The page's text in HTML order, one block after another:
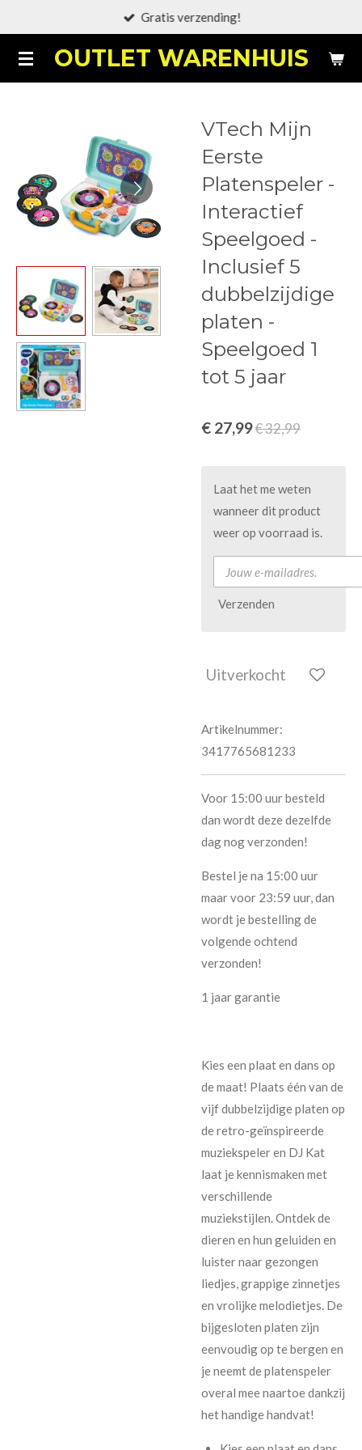
naar
de
OUTLET WARENHUIS
Gratis verzending!
VTech Mijn
Eerste
Platenspeler -
Interactief
Speelgoed -
Inclusief 5
dubbelzijdige
platen -
Speelgoed 1
tot 5 jaar
€ 27,99€ 32,99
Laat het me weten
wanneer dit product
weer op voorraad is.
Verzenden
Uitverkocht
Artikelnummer:
3417765681233
Voor 15:00 uur besteld
dan wordt deze dezelfde
dag nog verzonden!
Bestel je na 15:00 uur
maar voor 23:59 uur, dan
wordt je bestelling de
volgende ochtend
verzonden!
1 jaar garantie
Kies een plaat en dans op
de maat! Plaats één van de
vijf dubbelzijdige platen op
de retro-geïnspireerde
muziekspeler en DJ Kat
laat je kennismaken met
verschillende
muziekstijlen. Ontdek de
dieren en hun geluiden en
luister naar gezongen
liedjes, grappige zinnetjes
en vrolijke melodietjes. De
bijgesloten platen zijn
eenvoudig op te bergen en
je neemt de platenspeler
overal mee naartoe dankzij
het handige handvat!